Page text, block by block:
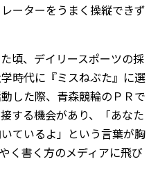
ーターをうまく操縦できず
頃、デイリースポーツの採
時代に『ミスねぶた』に選
した際、青森競輪のＰＲで
する機会があり、「あなた
ているよ」という言葉が胸
く書く方のメディアに飛び